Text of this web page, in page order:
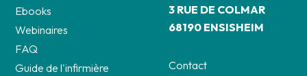
Ebooks
Webinaires
FAQ
Guide de l'infirmière
3 RUE DE COLMAR
68190 ENSISHEIM
Contact